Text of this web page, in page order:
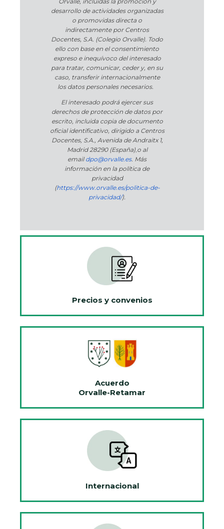
desarrollo de actividades organizadas
o promovidas directa o
indirectamente por Centros
Docentes, S.A. (Colegio Orvalle). Todo
ello con base en el consentimiento
expreso e inequívoco del interesado
para tratar, comunicar, ceder y, en su
caso, transferir internacionalmente
los datos personales necesarios.
El interesado podrá ejercer sus
derechos de protección de datos por
escrito, incluida copia de documento
oficial identificativo, dirigido a Centros
Docentes, S.A., Avenida de Andraitx 1,
Madrid 28290 (España), o al
emaildpo@orvalle.es. Más
información en la política de
privacidad
(https://www.orvalle.es/politica-de-
privacidad/).
Precios y convenios
Acuerdo
Orvalle-Retamar
Internacional